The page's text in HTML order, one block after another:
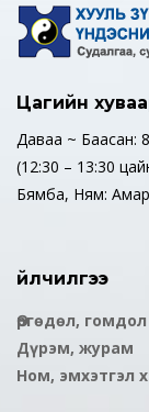
Цагийн
Даваа ~ Баасан:
(12:30 – 13:30
Бямба, Ням:
Үйлчилгээ
Өргөдөл, гомдол
Дүрэм, журам
Ном, эмхэтгэл